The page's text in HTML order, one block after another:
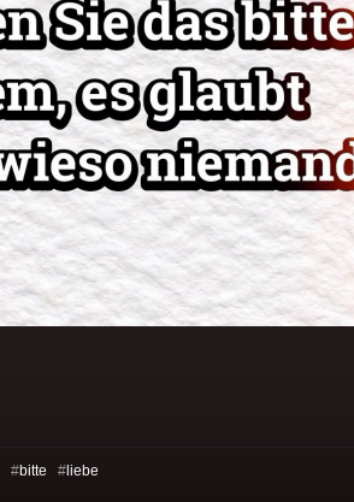
#bitte # liebe